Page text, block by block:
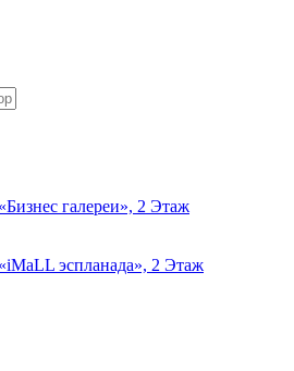
галереи», 2 Этаж
эспланада», 2 Этаж